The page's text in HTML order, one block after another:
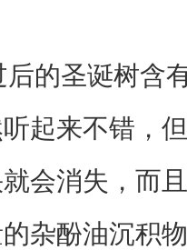
的圣诞树含
起来不错，
会消失，而
杂酚油沉积